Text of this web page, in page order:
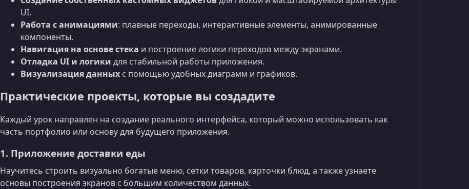
UI.
Работа с анимациями: плавные переходы, интерактивные элементы, анимированные
компоненты.
Навигация на основе стека и построение логики переходов между экранами.
Отладка UI и логики для стабильной работы приложения.
Визуализация данных с помощью удобных диаграмм и графиков.
Практические проекты, которые вы создадите
Каждый урок направлен на создание реального интерфейса, который можно использовать как
часть портфолио или основу для будущего приложения.
1. Приложение доставки еды
Научитесь строить визуально богатые меню, сетки товаров, карточки блюд, а также узнаете
основы построения экранов с большим количеством данных.